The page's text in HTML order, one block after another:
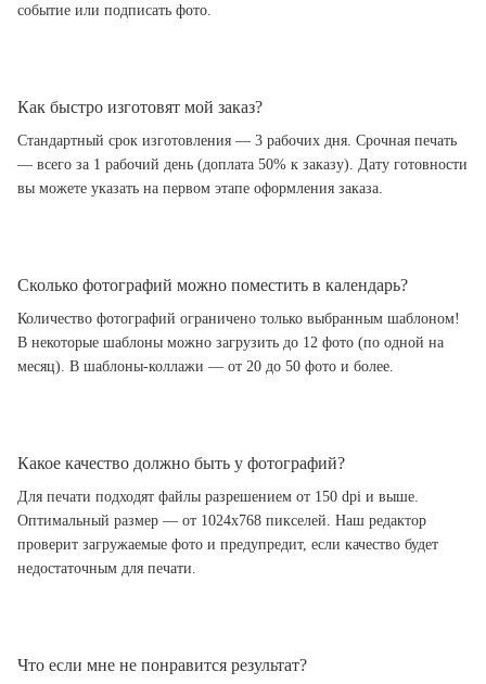
событие или подписать фото.
Как быстро изготовят мой заказ?
Стандартный срок изготовления — 3 рабочих дня. Срочная печать
— всего за 1 рабочий день (доплата 50% к заказу). Дату готовности
вы можете указать на первом этапе оформления заказа.
Сколько фотографий можно поместить в календарь?
Количество фотографий ограничено только выбранным шаблоном!
В некоторые шаблоны можно загрузить до 12 фото (по одной на
месяц). В шаблоны-коллажи — от 20 до 50 фото и более.
Какое качество должно быть у фотографий?
Для печати подходят файлы разрешением от 150 dpi и выше.
Оптимальный размер — от 1024x768 пикселей. Наш редактор
проверит загружаемые фото и предупредит, если качество будет
недостаточным для печати.
Что если мне не понравится результат?